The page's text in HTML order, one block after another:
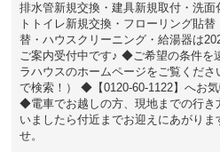
排水管新規交換・建具新規取付・洗
トトイレ新規交換・フローリング貼
替・ハウスクリーニング・給湯器は
ご案内受付中です♪ ◆ご希望の条件
ラハウスのホームページをご覧くださ
で検索！） ◆【0120-60-1122】へお気
◆電車でお越しの方、現地までの行き
いましたら付近までお迎えにあがり
せ。